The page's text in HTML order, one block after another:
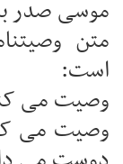
موسی صدر
متن
است:
وصیت می
وصیت می